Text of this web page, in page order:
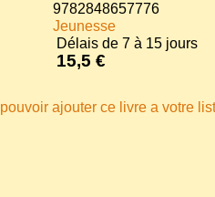
9782848657776
Jeunesse
Délais de 7 à 15 jours
15,5 €
ajouter ce livre a votre